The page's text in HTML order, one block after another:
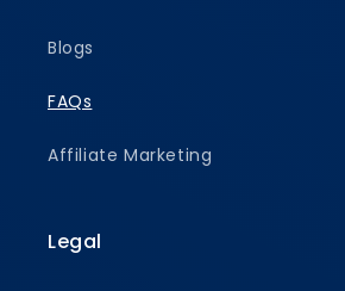
Blogs
FAQs
Affiliate Marketing
Legal